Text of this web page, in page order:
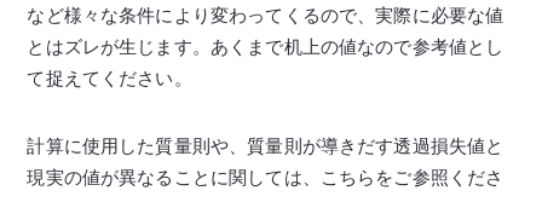
など様々な条件により変わってくるので、実際に必要な値
とはズレが生じます。あくまで机上の値なので参考値とし
て捉えてください。
計算に使用した質量則や、質量則が導きだす透過損失値と
現実の値が異なることに関しては、こちらをご参照くださ